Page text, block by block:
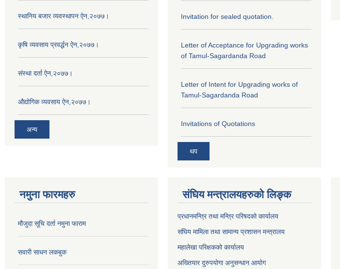
स्थानिय बजार व्यवस्थापन ऐन,२०७७।
कृषि व्यवसाय प्रवर्द्धन ऐन,२०७७।
संस्था दर्ता ऐन,२०७७।
औद्योगिक व्यवसाय ऐन,२०७७।
अन्य
Invitation for sealed quotation.
Letter of Acceptance for Upgrading works
of Tamul-Sagardanda Road
Letter of Intent for Upgrading works of
Tamul-Sagardanda Road
Invitations of Quotations
थप
नमुना फारमहरु
मौजुदा सूचि दर्ता नमुना फाराम
सवारी साधन लकबुक
संघिय मन्त्रालयहरुको लिङ्‍क
प्रधानमन्त्रि तथा मन्त्रि परिषदको कार्यालय
संघिय मामिला तथा सामान्य प्रशासन मन्त्रालय
महालेखा परिक्षकको कार्यालय
अख्तियार दुरुपयोगा अनुसन्धान आयोग